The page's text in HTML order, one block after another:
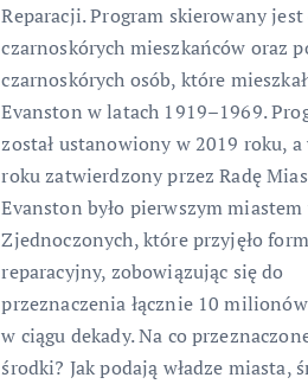
Reparacji. Program skierowany jest
czarnoskórych mieszkańców oraz
czarnoskórych osób, które
Evanston w latach 1919–1969.
został ustanowiony w 2019 roku, a
roku zatwierdzony przez Radę
Evanston było pierwszym miastem
Zjednoczonych, które przyjęło
reparacyjny, zobowiązując się do
przeznaczenia łącznie 10
w ciągu dekady. Na co
środki? Jak podają władze miasta,